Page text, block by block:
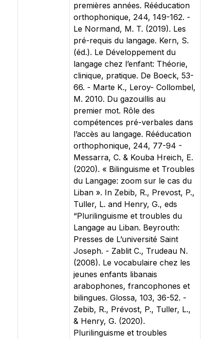
premières années. Rééducation
orthophonique, 244, 149-162. -
Le Normand, M. T. (2019). Les
pré-requis du langage. Kern, S.
(éd.). Le Développement du
langage chez l’enfant: Théorie,
clinique, pratique. De Boeck, 53-
66. - Marte K., Leroy- Collombel,
M. 2010. Du gazouillis au
premier mot. Rôle des
compétences pré-verbales dans
l’accès au langage. Rééducation
orthophonique, 244, 77-94 -
Messarra, C. & Kouba Hreich, E.
(2020). « Bilinguisme et Troubles
du Langage: zoom sur le cas du
Liban ». In Zebib, R., Prevost, P.,
Tuller, L. and Henry, G., eds
“Plurilinguisme et troubles du
Langage au Liban. Beyrouth:
Presses de L’université Saint
Joseph. - Zablit C., Trudeau N.
(2008). Le vocabulaire chez les
jeunes enfants libanais
arabophones, francophones et
bilingues. Glossa, 103, 36-52. -
Zebib, R., Prévost, P., Tuller, L.,
& Henry, G. (2020).
Plurilinguisme et troubles